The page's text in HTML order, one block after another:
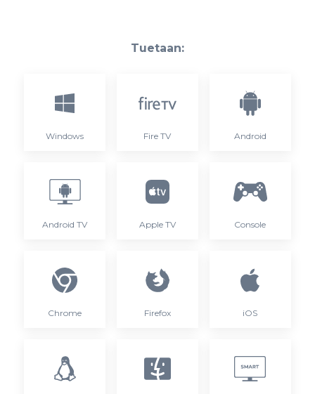
Tuetaan:
Windows Fire TV Android
Android TV Apple TV Console
Chrome Firefox iOS